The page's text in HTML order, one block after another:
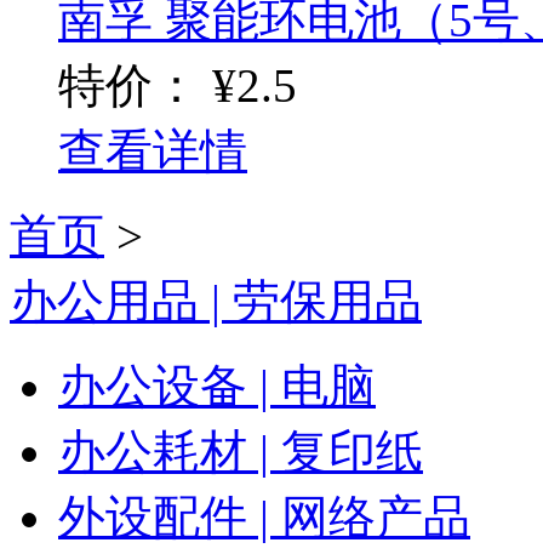
南孚 聚能环电池（5号
特价：
¥2.5
查看详情
首页 >
办公用品 | 劳保用品
办公设备 | 电脑
办公耗材 | 复印纸
外设配件 | 网络产品